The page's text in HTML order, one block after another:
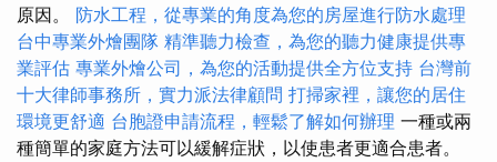
原因。 防水工程，從專業的角度為您的房屋進行防水處理
台中專業外燴團隊 精準聽力檢查，為您的聽力健康提供專
業評估 專業外燴公司，為您的活動提供全方位支持 台灣前
十大律師事務所，實力派法律顧問 打掃家裡，讓您的居住
環境更舒適 台胞證申請流程，輕鬆了解如何辦理 一種或兩
種簡單的家庭方法可以緩解症狀，以使患者更適合患者。